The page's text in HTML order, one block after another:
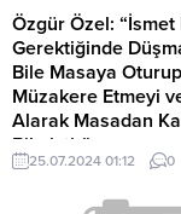
Özgür Özel: “İsmet
Gerektiğinde
Bile Masaya Oturup
Müzakere Etmeyi
Alarak Masadan
Bilmiştir”
CHP Genel Başkanı
İstanbul
25.07.2024 01:12 0